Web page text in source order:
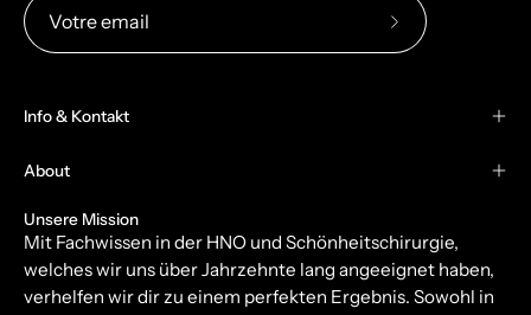
Abonnez-
Info & Kontakt
About
Unsere Mission
Mit Fachwissen in der HNO und Schönheitschirurgie,
welches wir uns über Jahrzehnte lang angeeignet haben,
verhelfen wir dir zu einem perfekten Ergebnis. Sowohl in